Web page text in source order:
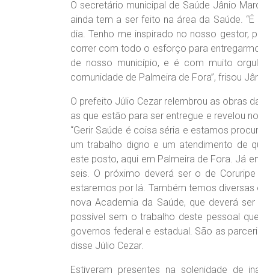
O secretário municipal de Saúde Jânio
ainda tem a ser feito na área da Saúde.
dia. Tenho me inspirado no nosso gestor,
correr com todo o esforço para
de nosso município, e é com muito
comunidade de Palmeira de Fora”, frisou
O prefeito Júlio Cezar relembrou as obras
as que estão para ser entregue e revelou
“Gerir Saúde é coisa séria e estamos
um trabalho digno e um atendimento de
este posto, aqui em Palmeira de Fora. Já
seis. O próximo deverá ser o de
estaremos por lá. Também temos
nova Academia da Saúde, que deverá
possível sem o trabalho deste pessoal
governos federal e estadual. São as
disse Júlio Cezar.
Estiveram presentes na solenidade de